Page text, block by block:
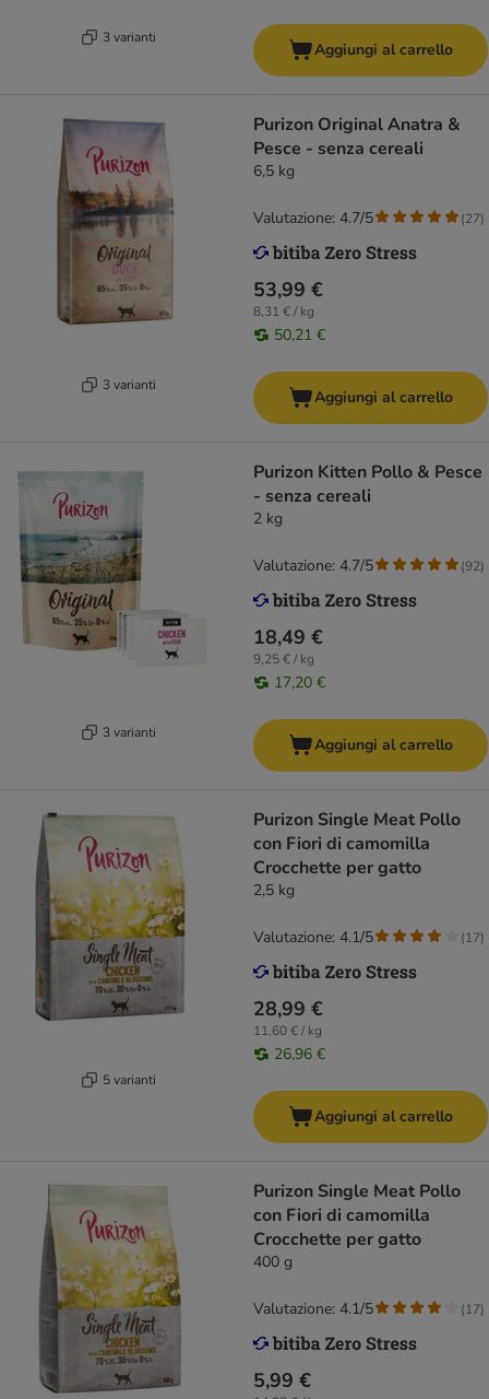
3 varianti
Aggiungi al carrello
3 varianti
Purizon Original Anatra &
Pesce - senza cereali
6,5 kg
53,99 €
8,31 € / kg
50,21 €
Valutazione: 4.7/5 (27)
Aggiungi al carrello
3 varianti
Purizon Kitten Pollo & Pesce
- senza cereali
2 kg
18,49 €
9,25 € / kg
17,20 €
Valutazione: 4.7/5 (92)
Aggiungi al carrello
5 varianti
Purizon Single Meat Pollo
con Fiori di camomilla
Crocchette per gatto
2,5 kg
28,99 €
11,60 € / kg
26,96 €
Valutazione: 4.1/5 (17)
Aggiungi al carrello
Purizon Single Meat Pollo
con Fiori di camomilla
Crocchette per gatto
400 g
5,99 €
Valutazione: 4.1/5 (17)